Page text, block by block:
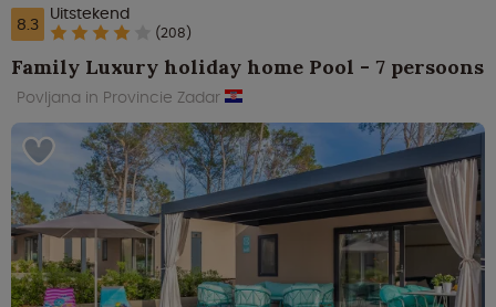
8.3 Uitstekend
(208)
Family Luxury holiday home Pool - 7 persoons
Povljana in Provincie Zadar